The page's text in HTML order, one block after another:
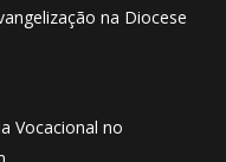
na Diocese
Vocacional no